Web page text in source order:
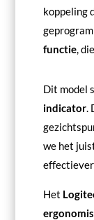
koppeling
functie,
Dit model
indicator.
we het
effectiever
Het